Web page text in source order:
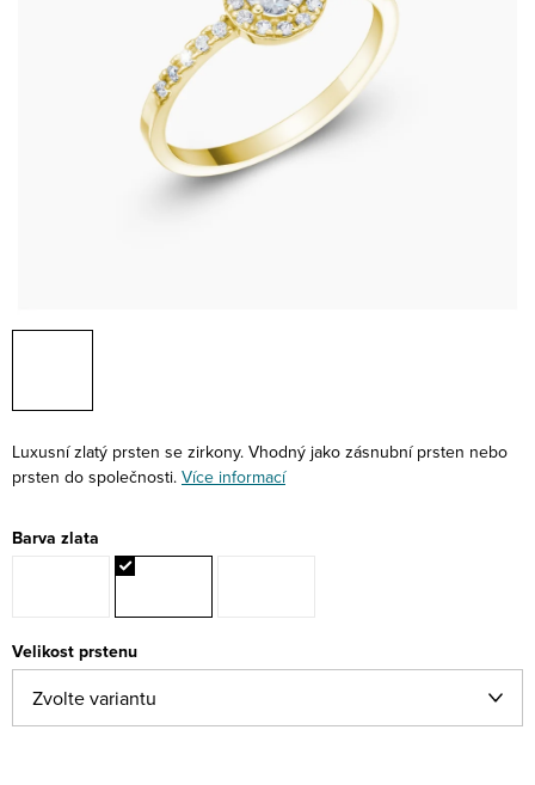
Luxusní zlatý prsten se zirkony. Vhodný jako zásnubní prsten nebo
prsten do společnosti. Více informací
Barva zlata
Velikost prstenu